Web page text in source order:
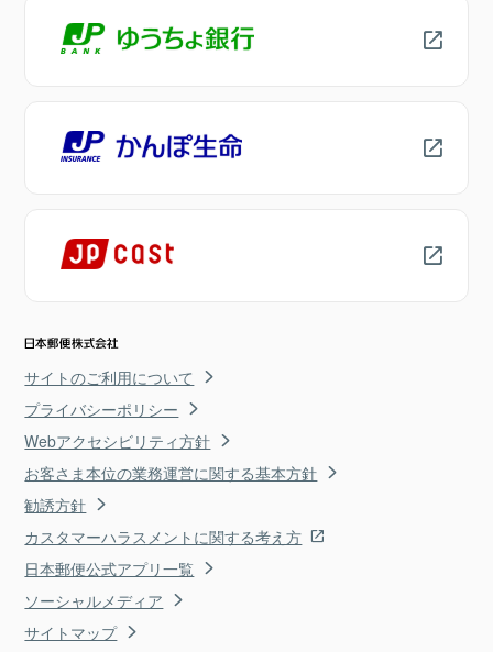
サイトのご利用について
プライバシーポリシー
Webアクセシビリティ方針
お客さま本位の業務運営に関する基本方針
勧誘方針
カスタマーハラスメントに関する考え方
日本郵便公式アプリ一覧
ソーシャルメディア
サイトマップ